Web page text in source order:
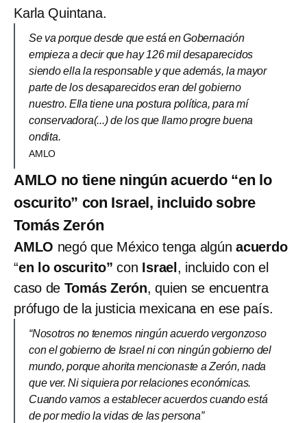
Karla Quintana.
Se va porque desde que está en Gobernación
empieza a decir que hay 126 mil desaparecidos
siendo ella la responsable y que además, la mayor
parte de los desaparecidos eran del gobierno
nuestro. Ella tiene una postura política, para mí
conservadora(...) de los que llamo progre buena
ondita.
AMLO
AMLO no tiene ningún acuerdo “en lo
oscurito” con Israel, incluido sobre
Tomás Zerón
AMLO negó que México tenga algúnacuerdo
“en lo oscurito”con Israel , incluido con el
caso de Tomás Zerón, quien se encuentra
prófugo de la justicia mexicana en ese país.
“Nosotros no tenemos ningún acuerdo vergonzoso
con el gobierno de Israel ni con ningún gobierno del
mundo, porque ahorita mencionaste a Zerón, nada
que ver. Ni siquiera por relaciones económicas.
Cuando vamos a establecer acuerdos cuando está
de por medio la vidas de las persona”